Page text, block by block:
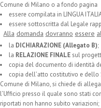
Comune di Milano o a fondo pagina
essere compilata in LINGUA
essere sottoscritta dal Legale
Alla domanda dovranno essere
la DICHIARAZIONE (Allegato B);
la RELAZIONE FINALEsul
copia del documento di identità
copia dell’atto costitutivo e dello
Comune di Milano, si chiede di
l’Ufficio presso il quale sono stati
riportati non hanno subito variazioni;